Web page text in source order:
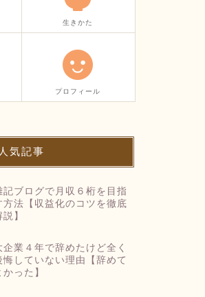
生きかた
プロフィール
人気記事
記ブログで月収６桁を目指
方法【収益化のコツを徹底
説】
企業４年で辞めたけど全く
悔していない理由【辞めて
かった】